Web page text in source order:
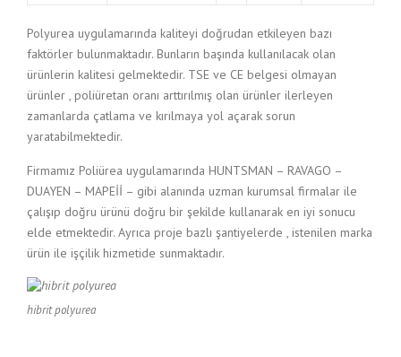
Polyurea uygulamarında kaliteyi doğrudan etkileyen bazı
faktörler bulunmaktadır. Bunların başında kullanılacak olan
ürünlerin kalitesi gelmektedir. TSE ve CE belgesi olmayan
ürünler , poliüretan oranı arttırılmış olan ürünler ilerleyen
zamanlarda çatlama ve kırılmaya yol açarak sorun
yaratabilmektedir.
Firmamız Poliürea uygulamarında HUNTSMAN – RAVAGO –
DUAYEN – MAPEİİ – gibi alanında uzman kurumsal firmalar ile
çalışıp doğru ürünü doğru bir şekilde kullanarak en iyi sonucu
elde etmektedir. Ayrıca proje bazlı şantiyelerde , istenilen marka
ürün ile işçilik hizmetide sunmaktadır.
hibrit polyurea